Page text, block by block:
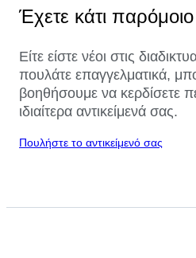
Έχετε κάτι
Είτε είστε νέοι στις
πουλάτε επαγγελματικά,
βοηθήσουμε να κερδίσετε
ιδιαίτερα αντικείμενά σας.
Πουλήστε το αντικείμενό σας